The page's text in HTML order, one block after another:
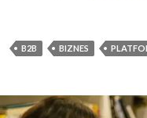
B2B BIZNES